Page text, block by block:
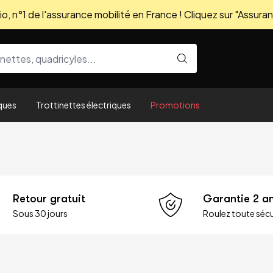
n°1 de l'assurance mobilité en France ! Cliquez sur
Trottinettes électriques Promotions
Retour gratuit
Sous 30 jours
Garantie 2
Roulez toute